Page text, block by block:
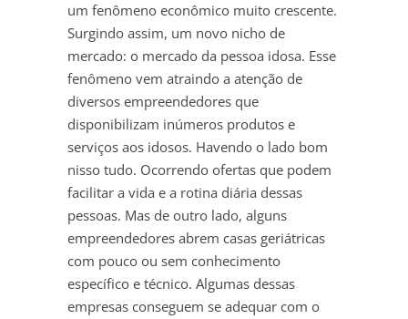
um fenômeno econômico muito crescente.
Surgindo assim, um novo nicho de
mercado: o mercado da pessoa idosa. Esse
fenômeno vem atraindo a atenção de
diversos empreendedores que
disponibilizam inúmeros produtos e
serviços aos idosos. Havendo o lado bom
nisso tudo. Ocorrendo ofertas que podem
facilitar a vida e a rotina diária dessas
pessoas. Mas de outro lado, alguns
empreendedores abrem casas geriátricas
com pouco ou sem conhecimento
específico e técnico. Algumas dessas
empresas conseguem se adequar com o